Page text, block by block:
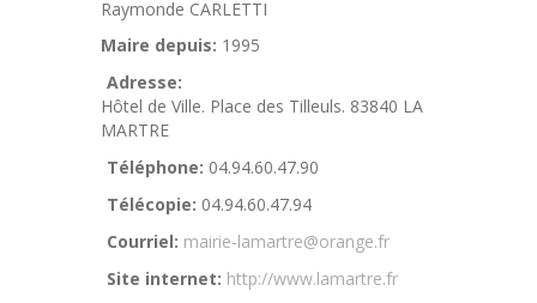
Raymonde CARLETTI
Maire depuis: 1995
Adresse:
Hôtel de Ville. Place des Tilleuls. 83840 LA
MARTRE
Téléphone: 04.94.60.47.90
Télécopie: 04.94.60.47.94
Courriel: mairie-lamartre@orange.fr
Site internet: http://www.lamartre.fr